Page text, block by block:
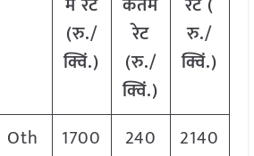
(रु./
क्विं.)
रेट
(रु./
क्विं.)
रु./
क्विं.)
Oth
1700
240
2140